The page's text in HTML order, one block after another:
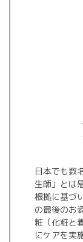
日本でも数
生師」とは
根拠に基づ
の最後のお
粧（化粧と
にケアを実